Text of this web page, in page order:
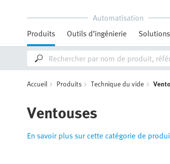
Automatisation
Produits
Outils d’ingénierie Solutions
Accueil Produits Technique du vide
Ventouses
En savoir plus sur cette catégorie de